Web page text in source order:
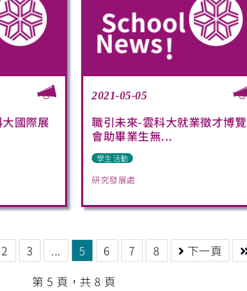
國際展
2021-05-05
職引未來-雲科大就業徵才博覽
會助畢業生無...
學生活動
研究發展處
2 3 ... 5 6 7 8 下一頁
第 5 頁，共 8 頁